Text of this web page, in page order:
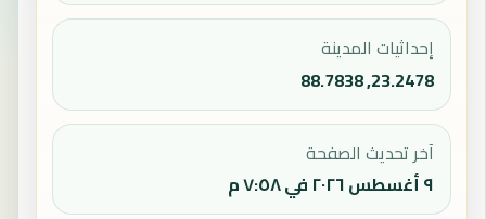
إحداثيات المدينة
23.2478, 88.7838
آخر تحديث الصفحة
٩ أغسطس ٢٠٢٦ في ٧:٥٨ م